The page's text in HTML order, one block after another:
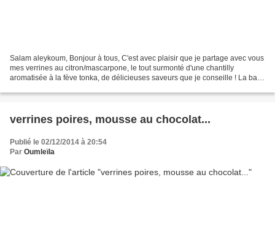
Salam aleykoum, Bonjour à tous, C'est avec plaisir que je partage avec vous
mes verrines au citron/mascarpone, le tout surmonté d'une chantilly
aromatisée à la fève tonka, de délicieuses saveurs que je conseille ! La base
verrines poires, mousse au chocolat...
Publié le 02/12/2014 à 20:54
Par Oumleïla